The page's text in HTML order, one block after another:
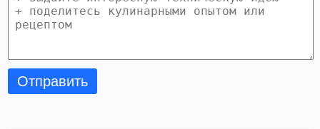
Отправить